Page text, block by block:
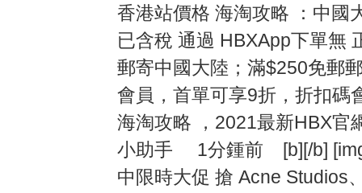
香港站價格 海淘攻略 ：中國
已含稅 通過 HBXApp下單無
郵寄中國大陸；滿$250免郵
會員，首單可享9折，折扣碼
海淘攻略 ，2021最新
小助手 1分鍾前 [b][/b]
中限時大促 搶 Acne Studios